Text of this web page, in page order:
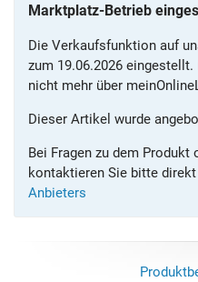
Marktplatz-Betrieb
Die Verkaufsfunktion auf
zum 19.06.2026
nicht mehr über
Dieser Artikel wurde
Bei Fragen zu dem Produkt
kontaktieren Sie bitte
Anbieters